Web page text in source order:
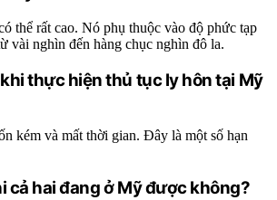
thể rất cao. Nó phụ thuộc vào độ phức tạp
vài nghìn đến hàng chục nghìn đô la.
thực hiện thủ tục ly hôn tại Mỹ
kém và mất thời gian. Đây là một số hạn
cả hai đang ở Mỹ được không?